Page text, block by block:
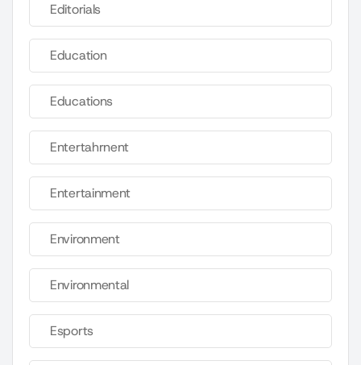
Editorials
Education
Educations
Entertahrnent
Entertainment
Environment
Environmental
Esports